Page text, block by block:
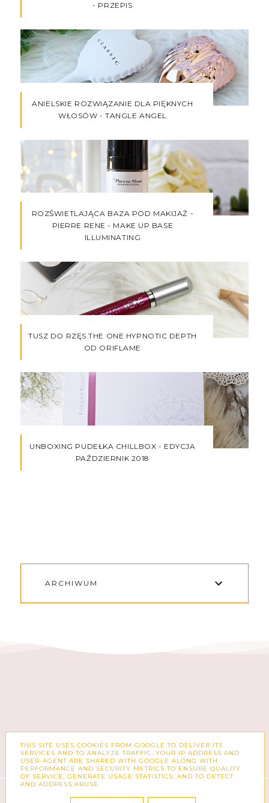
- PRZEPIS
ANIELSKIE ROZWIĄZANIE DLA PIĘKNYCH
WŁOSÓW - TANGLE ANGEL
ROZŚWIETLAJĄCA BAZA POD MAKIJAŻ -
PIERRE RENE - MAKE UP BASE
ILLUMINATING
TUSZ DO RZĘS THE ONE HYPNOTIC DEPTH
OD ORIFLAME
UNBOXING PUDEŁKA CHILLBOX - EDYCJA
PAŹDZIERNIK 2018
ARCHIWUM
FACEBOOK INSTAGRAM
KSIĄŻKACH, KOSMETYKACH I CODZIENNOŚCI
THIS SITE USES COOKIES FROM GOOGLE TO DELIVER ITS
SERVICES AND TO ANALYZE TRAFFIC. YOUR IP ADDRESS AND
USER-AGENT ARE SHARED WITH GOOGLE ALONG WITH
PERFORMANCE AND SECURITY METRICS TO ENSURE QUALITY
OF SERVICE, GENERATE USAGE STATISTICS, AND TO DETECT
AND ADDRESS ABUSE.